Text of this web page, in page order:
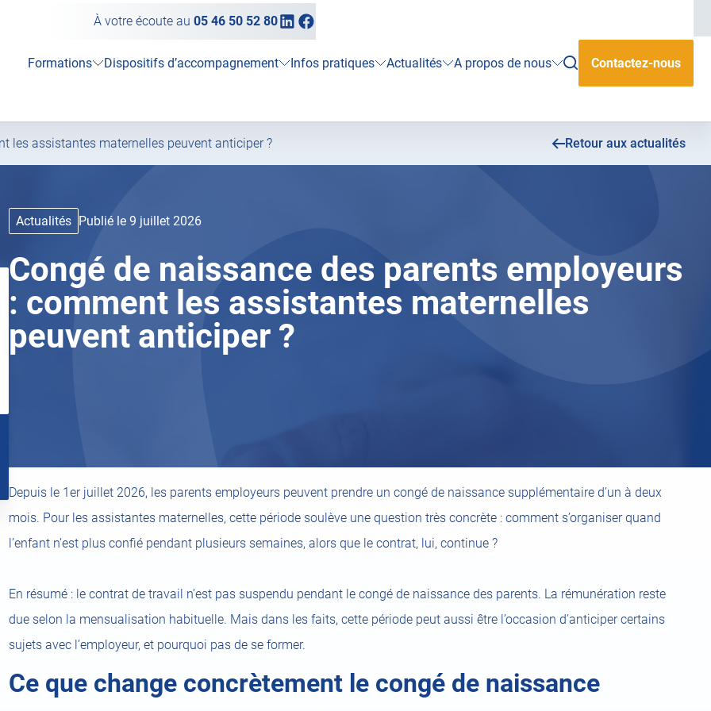
À votre écoute au 05 46 50 52 80
Linkedin
(ouvrir
vers
un
nouvel
vers
nouvel
Formations Dispositifs d’accompagnement Infos pratiques Actualités A propos de nous
ouvrirContactez-nous
les assistantes maternelles peuvent anticiper ? Retour aux actualités
Actualités Publié le 9 juillet 2026
Congé de naissance des parents employeurs
: comment les assistantes maternelles
peuvent anticiper ?
Depuis le 1er juillet 2026, les parents employeurs peuvent prendre un congé de naissance supplémentaire d’un à deux
mois. Pour les assistantes maternelles, cette période soulève une question très concrète : comment s’organiser quand
l’enfant n’est plus confié pendant plusieurs semaines, alors que le contrat, lui, continue ?
En résumé : le contrat de travail n’est pas suspendu pendant le congé de naissance des parents. La rémunération reste
due selon la mensualisation habituelle. Mais dans les faits, cette période peut aussi être l’occasion d’anticiper certains
sujets avec l’employeur, et pourquoi pas de se former.
Ce que change concrètement le congé de naissance